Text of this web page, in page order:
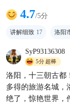
🤫抢不到票？看洛
藏通关法
4.7/5分
讲解细致 17 洛阳
SyP93136308
5分超棒
洛阳，十三朝古都
多得的旅游名城，
绝了，惊艳世界，